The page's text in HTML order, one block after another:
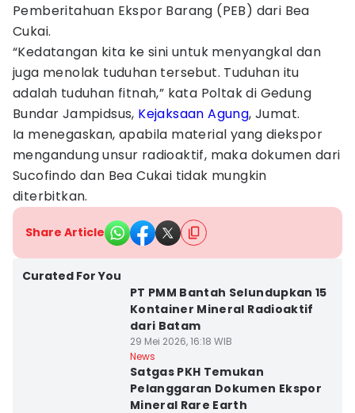
Pemberitahuan Ekspor Barang (PEB) dari Bea
Cukai.
“Kedatangan kita ke sini untuk menyangkal dan
juga menolak tuduhan tersebut. Tuduhan itu
adalah tuduhan fitnah,” kata Poltak di Gedung
Bundar Jampidsus, Kejaksaan Agung, Jumat.
Ia menegaskan, apabila material yang diekspor
mengandung unsur radioaktif, maka dokumen dari
Sucofindo dan Bea Cukai tidak mungkin
diterbitkan.
Share Article
Curated For You
PT PMM Bantah Selundupkan 15
Kontainer Mineral Radioaktif
dari Batam
29 Mei 2026, 16:18 WIB
News
Satgas PKH Temukan
Pelanggaran Dokumen Ekspor
Mineral Rare Earth